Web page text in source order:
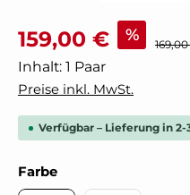
Verkaufspreis:
159,00 € %
Inhalt: 1 Paar
Preise inkl. MwSt.
Verfügbar – Lieferung in
Farbeauswählen